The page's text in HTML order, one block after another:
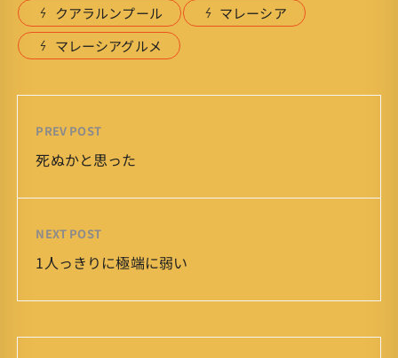
クアラルンプール
マレーシア
マレーシアグルメ
PREV POST
死ぬかと思った
NEXT POST
1人っきりに極端に弱い